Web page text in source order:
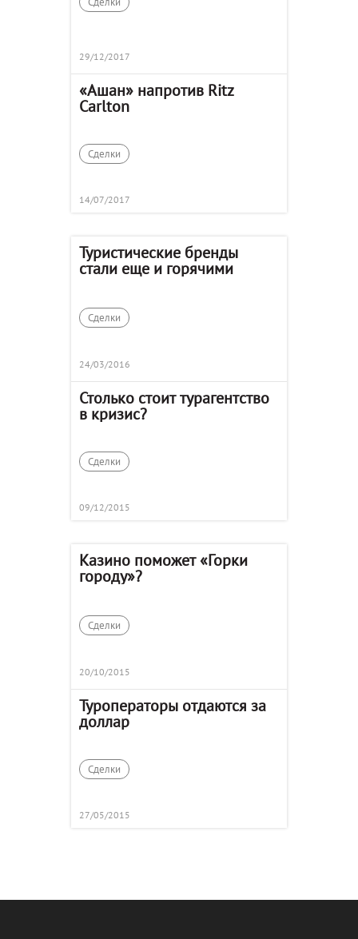
29/12/2017
«Ашан» напротив Ritz
Carlton
Сделки
14/07/2017
Туристические бренды
стали еще и горячими
Сделки
24/03/2016
Столько стоит турагентство
в кризис?
Сделки
09/12/2015
Казино поможет «Горки
городу»?
Сделки
20/10/2015
Туроператоры отдаются за
доллар
Сделки
27/05/2015